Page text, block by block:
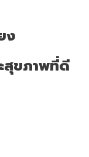
ง
ขภาพที่ดี